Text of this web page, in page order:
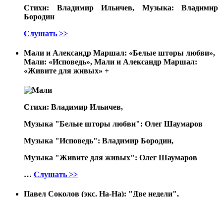
Стихи: Владимир Ильичев, Музыка: Владимир
Бородин
Слушать >>
Мали и Александр Маршал: «Белые шторы любви»,
Мали: «Исповедь», Мали и Александр Маршал:
«Живите для живых» +
Стихи: Владимир Ильичев,
Музыка "Белые шторы любви": Олег Шаумаров
Музыка "Исповедь": Владимир Бородин,
Музыка "Живите для живых": Олег Шаумаров
… Слушать >>
Павел Соколов (экс. На-На): "Две недели",